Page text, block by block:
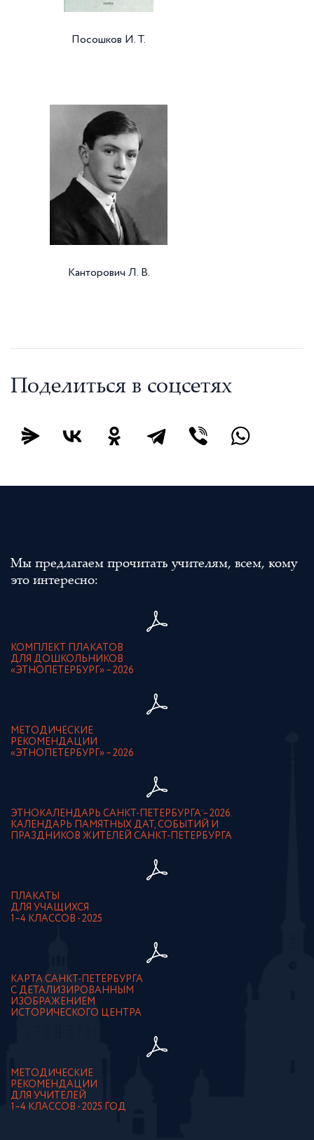
Посошков И. Т.
Канторович Л. В.
Поделиться в соцсетях
Мы предлагаем прочитать учителям, всем, кому
это интересно:
КОМПЛЕКТ ПЛАКАТОВ
ДЛЯ ДОШКОЛЬНИКОВ
«ЭТНОПЕТЕРБУРГ» – 2026
МЕТОДИЧЕСКИЕ
РЕКОМЕНДАЦИИ
«ЭТНОПЕТЕРБУРГ» – 2026
ЭТНОКАЛЕНДАРЬ САНКТ-ПЕТЕРБУРГА – 2026.
КАЛЕНДАРЬ ПАМЯТНЫХ ДАТ, СОБЫТИЙ И
ПРАЗДНИКОВ ЖИТЕЛЕЙ САНКТ-ПЕТЕРБУРГА
ПЛАКАТЫ
ДЛЯ УЧАЩИХСЯ
1–4 КЛАССОВ - 2025
КАРТА САНКТ-ПЕТЕРБУРГА
С ДЕТАЛИЗИРОВАННЫМ
ИЗОБРАЖЕНИЕМ
ИСТОРИЧЕСКОГО ЦЕНТРА
МЕТОДИЧЕСКИЕ
РЕКОМЕНДАЦИИ
ДЛЯ УЧИТЕЛЕЙ
1–4 КЛАССОВ - 2025 ГОД